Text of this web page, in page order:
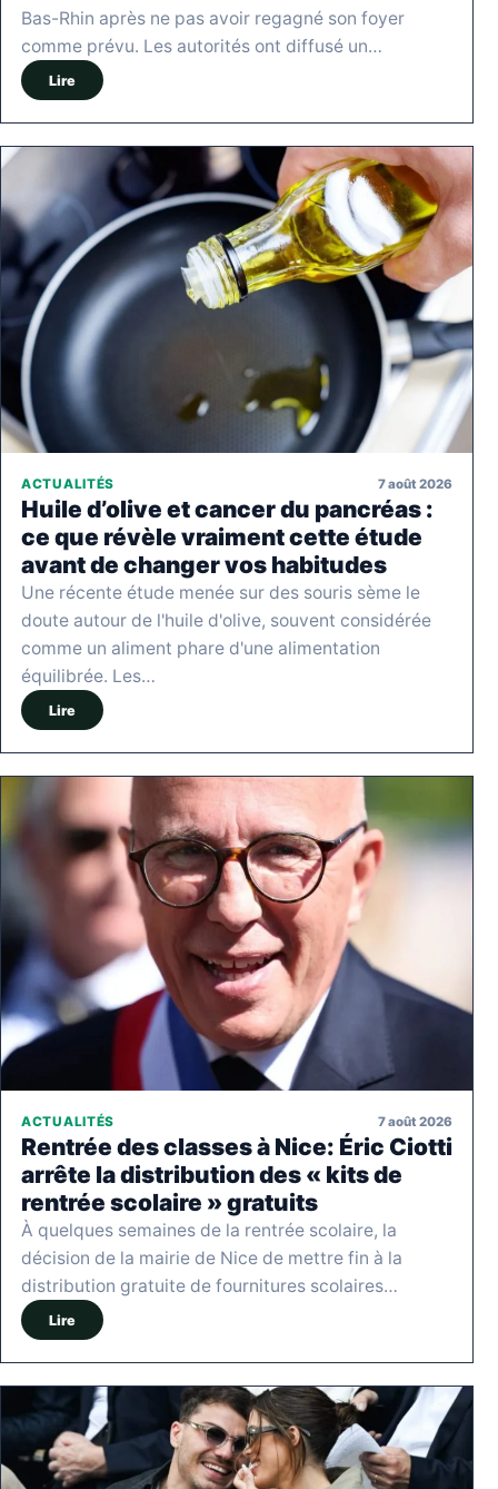
Bas-Rhin après ne pas avoir regagné son foyer
comme prévu. Les autorités ont diffusé un…
Lire
ACTUALITÉS 7 août 2026
Huile d’olive et cancer du pancréas :
ce que révèle vraiment cette étude
avant de changer vos habitudes
Une récente étude menée sur des souris sème le
doute autour de l'huile d'olive, souvent considérée
comme un aliment phare d'une alimentation
équilibrée. Les…
Lire
ACTUALITÉS 7 août 2026
Rentrée des classes à Nice: Éric Ciotti
arrête la distribution des « kits de
rentrée scolaire » gratuits
À quelques semaines de la rentrée scolaire, la
décision de la mairie de Nice de mettre fin à la
distribution gratuite de fournitures scolaires…
Lire